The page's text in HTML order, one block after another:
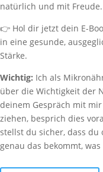
natürlich und mit Freude.
👉 Hol dir jetzt dein E-
in eine gesunde,
Stärke.
Wichtig: Ich als
über die Wichtigkeit der
deinem Gespräch mit mir
ziehen, besprich dies
stellst du sicher, dass
genau das bekommt,